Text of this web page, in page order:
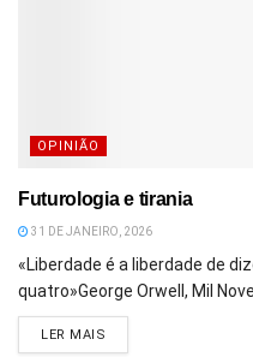
OPINIÃO
Futurologia e tirania
31 DE JANEIRO, 2026
«Liberdade é a liberdade de
quatro»George Orwell, Mil
LER MAIS